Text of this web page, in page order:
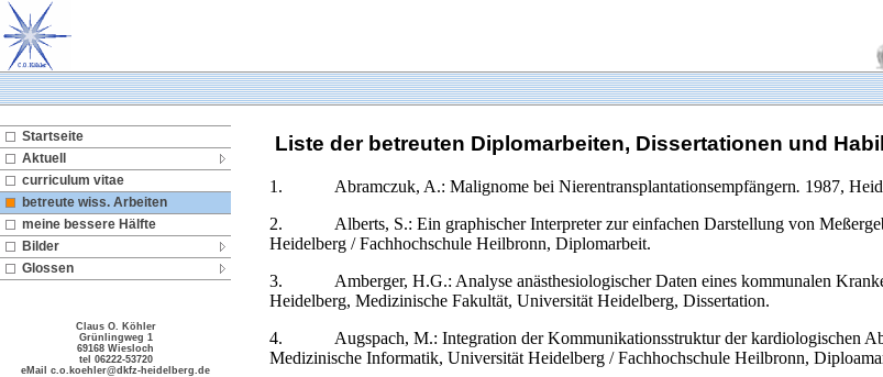
Startseite
Aktuell
curriculum vitae
betreute wiss. Arbeiten
meine bessere Hälfte
Bilder
Glossen
Claus O. Köhler
Grünlingweg 1
69168 Wiesloch
tel 06222-53720
eMail c.o.koehler@dkfz-heidelberg.de
Liste der betreuten Diplomarbeiten, Dissertationen und
1. Abramczuk, A.: Malignome bei Nierentransplantationsempfängern. 1987,
2.
Alberts, S.: Ein graphischer Interpreter zur einfachen Darstellung von
Heidelberg / Fachhochschule Heilbronn, Diplomarbeit.
3.
Amberger, H.G.: Analyse anästhesiologischer Daten eines kommunalen
Heidelberg, Medizinische Fakultät, Universität Heidelberg, Dissertation.
4.
Augspach, M.: Integration der Kommunikationsstruktur der kardiologischen
Medizinische Informatik, Universität Heidelberg / Fachhochschule Heilbronn,